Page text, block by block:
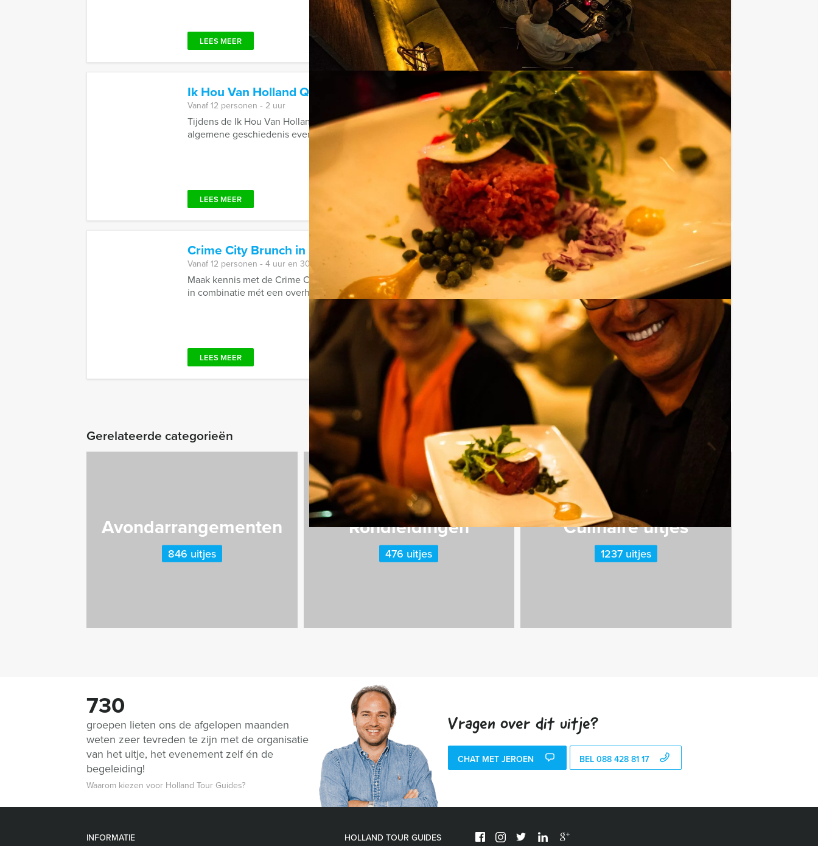
LEES MEER Favoriet
Ik Hou Van Holland Quiz Deventer Vanaf € 27,50p.p. excl. BTW
Vanaf 12 personen ‐ 2 uur
Tijdens de Ik Hou Van Holland Quiz van Holland Tour Guides in Deventer wordt uw kennis over de Nederlandse muziek en
algemene geschiedenis even op de proef gesteld. De ...
LEES MEER
Crime City Brunch in Scheveningen Vanaf€ 62,50
Vanaf 12 personen ‐ 4 uur en 30 minuten
Maak kennis met de Crime City Brunch Game in Scheveningen van Holland Tour Guides: een hypermodern, virtueel GPS spel
in combinatie mét een overheerlijk 3-gangen brunch.
LEES MEER Favoriet
Gerelateerde categorieën
Avondarrangementen
846 uitjes
Rondleidingen
476 uitjes
Culinaire uitjes
1237 uitjes
730
groepen lieten ons de afgelopen maanden
weten zeer tevreden te zijn met de organisatie
van het uitje, het evenement zelf én de
begeleiding!
Waarom kiezen voor Holland Tour Guides?
Vragen over dit uitje?
CHAT MET JEROEN BEL 088 428 81 17
INFORMATIE HOLLAND TOUR GUIDES